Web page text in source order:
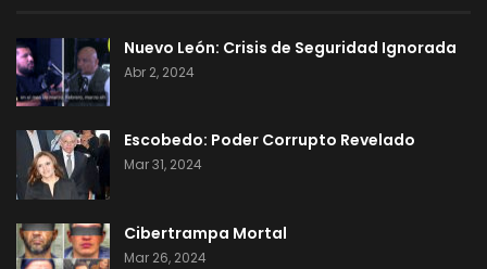
Nuevo León: Crisis de Seguridad Ignorada
Abr 2, 2024
Escobedo: Poder Corrupto Revelado
Mar 31, 2024
Cibertrampa Mortal
Mar 26, 2024